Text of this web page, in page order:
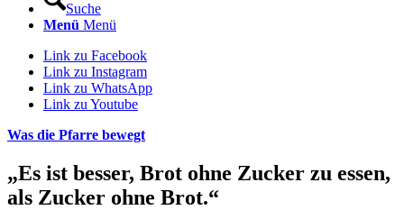
Suche
Menü Menü
Link zu Facebook
Link zu Instagram
Link zu WhatsApp
Link zu Youtube
Was die Pfarre bewegt
„Es ist besser, Brot ohne Zucker zu essen,
als Zucker ohne Brot.“